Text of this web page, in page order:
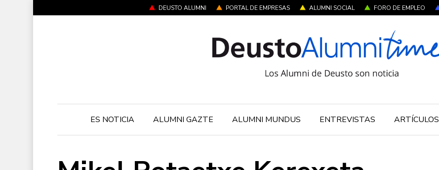
DEUSTO ALUMNI PORTAL DE EMPRESAS ALUMNI SOCIAL FORO DE EMPLEO
ES NOTICIA ALUMNI GAZTE ALUMNI MUNDUS ENTREVISTAS ARTÍCULOS